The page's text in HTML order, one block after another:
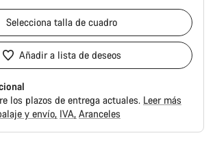
Selecciona talla de cuadro
Añadir a lista de deseos
los plazos de entrega actuales. Leer más
y envío IVA Aranceles